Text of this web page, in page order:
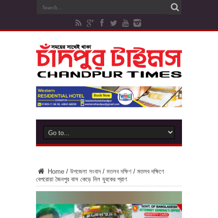
Home / উপজেলা সংবাদ / মতলব দক্ষিণ / মতলব দক্ষিণে
বেপরোয়া জৈনপুর বাস কেড়ে নিল যুবকের প্রাণ